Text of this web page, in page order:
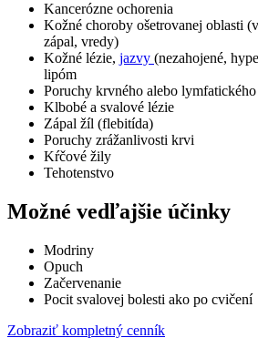
Kancerózne ochorenia
Kožné choroby ošetrovanej oblasti
zápal, vredy)
Kožné lézie, jazvy (nezahojené,
lipóm
Poruchy krvného alebo lymfatického
Klbobé a svalové lézie
Zápal žíl (flebitída)
Poruchy zrážanlivosti krvi
Kŕčové žily
Tehotenstvo
Možné vedľajšie účinky
Modriny
Opuch
Začervenanie
Pocit svalovej bolesti ako po cvičení
Zobraziť kompletný cenník